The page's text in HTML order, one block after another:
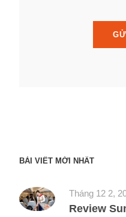
BÀI VIẾT MỚI NHẤT
Tháng 12 2,
Review